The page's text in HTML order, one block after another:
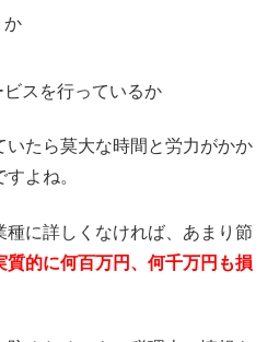
か
スを行っているか
いたら莫大な時間と労力がかか
よね。
に詳しくなければ、あまり節
質的に何百万円、何千万円も損